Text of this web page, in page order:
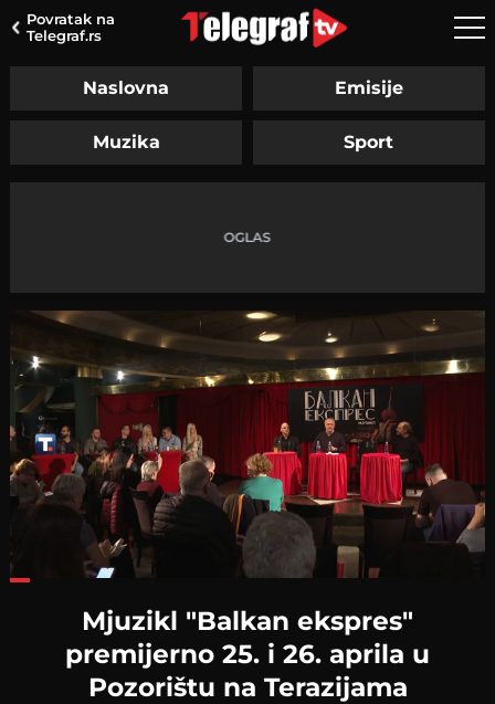
Povratak na
Telegraf.rs
Naslovna Emisije
Muzika Sport
Mjuzikl "Balkan ekspres"
premijerno 25. i 26. aprila u
Pozorištu na Terazijama